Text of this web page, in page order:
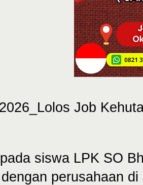
Job
siswa LPK SO
perusahaan